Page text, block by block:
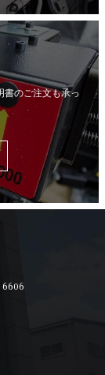
書のご注文も承っ
6606